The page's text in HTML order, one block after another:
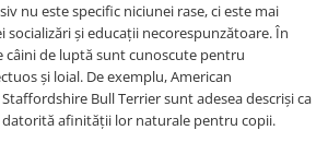
nu este specific niciunei rase, ci este mai
și educații necorespunzătoare. În
câini de luptă sunt cunoscute pentru
și loial. De exemplu, American
Bull Terrier sunt adesea descriși ca
afinității lor naturale pentru copii.